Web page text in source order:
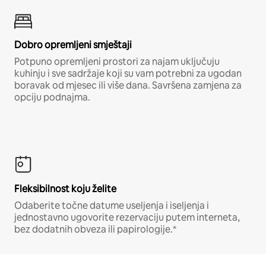
Dobro opremljeni smještaji
Potpuno opremljeni prostori za najam uključuju
kuhinju i sve sadržaje koji su vam potrebni za ugodan
boravak od mjesec ili više dana. Savršena zamjena za
opciju podnajma.
Fleksibilnost koju želite
Odaberite točne datume useljenja i iseljenja i
jednostavno ugovorite rezervaciju putem interneta,
bez dodatnih obveza ili papirologije.*